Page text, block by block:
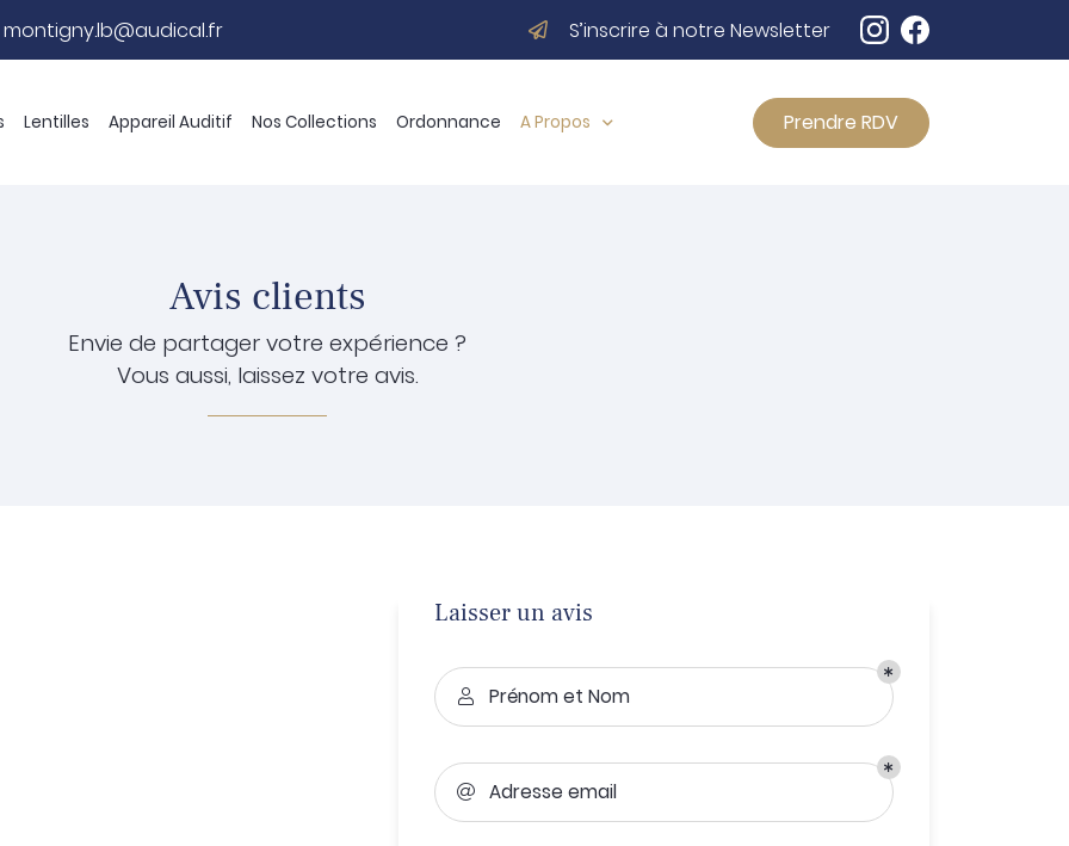
S’inscrire à notre Newsletter
Lentilles Appareil Auditif Nos Collections Ordonnance A Propos Prendre RDV
vous
Avis clients
Envie de partager votre expérience ?
Vous aussi, laissez votre avis.
Laisser un avis
 Prénom et Nom
 Adresse email